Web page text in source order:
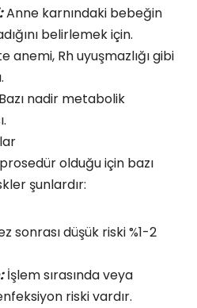
Anne karnındaki bebeğin
belirlemek için.
anemi, Rh uyuşmazlığı gibi
nadir metabolik
olduğu için bazı
şunlardır:
sonrası düşük riski %1-2
İşlem sırasında veya
riski vardır.